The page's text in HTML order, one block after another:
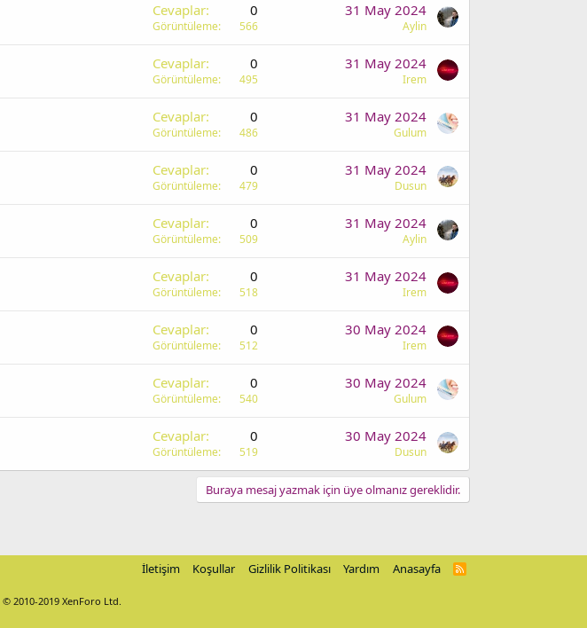
Cevaplar 0
Görüntüleme 566
31 May 2024
Aylin
Cevaplar 0
Görüntüleme 495
31 May 2024
Irem
Cevaplar 0
Görüntüleme 486
31 May 2024
Gulum
Cevaplar 0
Görüntüleme 479
31 May 2024
Dusun
Cevaplar 0
Görüntüleme 509
31 May 2024
Aylin
Cevaplar 0
Görüntüleme 518
31 May 2024
Irem
Cevaplar 0
Görüntüleme 512
30 May 2024
Irem
Cevaplar 0
Görüntüleme 540
30 May 2024
Gulum
Cevaplar 0
Görüntüleme 519
30 May 2024
Dusun
Buraya mesaj yazmak için üye olmanız gereklidir.
İletişim Koşullar Gizlilik Politikası Yardım Anasayfa
R
© 2010-2019 XenForo Ltd.